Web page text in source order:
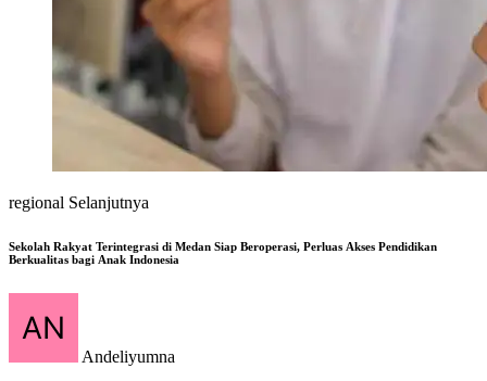
regional Selanjutnya
Sekolah Rakyat Terintegrasi di Medan Siap Beroperasi, Perluas Akses Pendidikan
Berkualitas bagi Anak Indonesia
Andeliyumna